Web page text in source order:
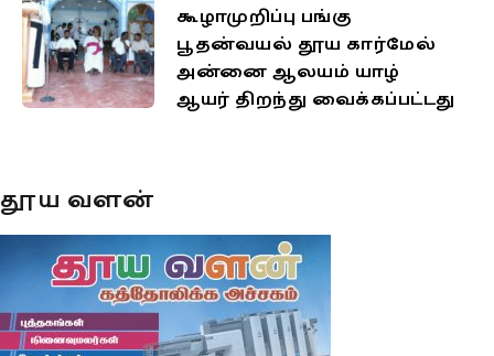
கூழாமுறிப்பு பங்கு
பூதன்வயல் தூய கார்மேல்
அன்னை ஆலயம் யாழ்
ஆயர் திறந்து வைக்கப்பட்டது
தூய வளன்